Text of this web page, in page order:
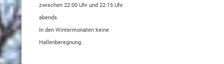
zwischen 22:00 Uhr und 22:15 Uhr
abends.
In den Wintermonaten keine
Hallenberegnung.